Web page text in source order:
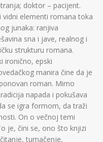
doktor – pacijent.
elementi romana toka
junaka: ranjiva
sna i jave, realnog i
strukturu romana.
ironično, epski
manira čine da je
roman. Mimo
napada i pokušava
se igra formom, da traži
On o večnoj temi
je, čini se, ono što knjizi
tumačenje,